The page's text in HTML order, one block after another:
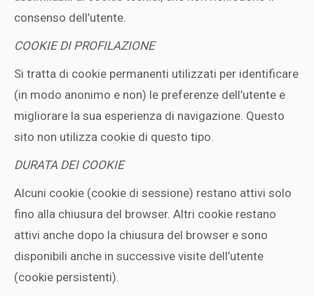
consenso dell’utente.
COOKIE DI PROFILAZIONE
Si tratta di cookie permanenti utilizzati per identificare
(in modo anonimo e non) le preferenze dell’utente e
migliorare la sua esperienza di navigazione. Questo
sito non utilizza cookie di questo tipo.
DURATA DEI COOKIE
Alcuni cookie (cookie di sessione) restano attivi solo
fino alla chiusura del browser. Altri cookie restano
attivi anche dopo la chiusura del browser e sono
disponibili anche in successive visite dell’utente
(cookie persistenti).